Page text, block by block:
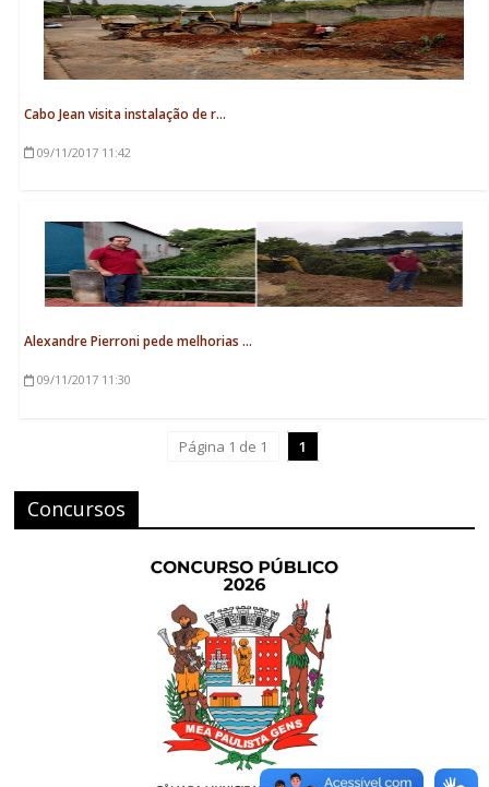
Cabo Jean visita instalação de r...
09/11/2017 11:42
Alexandre Pierroni pede melhorias ...
09/11/2017 11:30
Página 1 de 1 1
Concursos